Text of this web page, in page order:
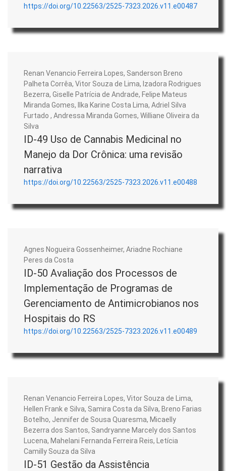
https://doi.org/10.22563/2525-7323.2026.v11.e00487
Renan Venancio Ferreira Lopes, Sanderson Breno
Palheta Corrêa, Vitor Souza de Lima, Izadora Rodrigues
Bezerra, Giselle Patrícia de Andrade, Felipe Mateus
Miranda Gomes, Ilka Karine Costa Lima, Adriel Silva
Furtado , Andressa Miranda Gomes, Williane Oliveira da
Silva
ID-49 Uso de Cannabis Medicinal no
Manejo da Dor Crônica: uma revisão
narrativa
https://doi.org/10.22563/2525-7323.2026.v11.e00488
Agnes Nogueira Gossenheimer, Ariadne Rochiane
Peres da Costa
ID-50 Avaliação dos Processos de
Implementação de Programas de
Gerenciamento de Antimicrobianos nos
Hospitais do RS
https://doi.org/10.22563/2525-7323.2026.v11.e00489
Renan Venancio Ferreira Lopes, Vitor Souza de Lima,
Hellen Frank e Silva, Samira Costa da Silva, Breno Farias
Botelho, Jennifer de Sousa Quaresma, Micaelly
Bezerra dos Santos, Sandryanne Marcely dos Santos
Lucena, Mahelani Fernanda Ferreira Reis, Letícia
Camilly Souza da Silva
ID-51 Gestão da Assistência